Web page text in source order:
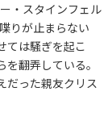
・スタインフェル
りが止まらない
ては騒ぎを起こ
翻弄している。
だった親友クリス